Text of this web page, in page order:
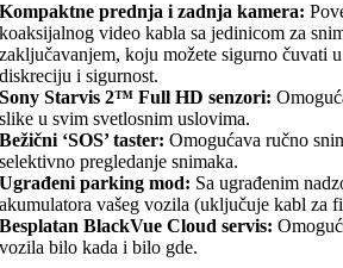
Kompaktne prednja i zadnja kamera:
koaksijalnog video kabla sa jedinicom za
zaključavanjem, koju možete sigurno čuvati
diskreciju i sigurnost.
Sony Starvis 2™ Full HD senzori:
slike u svim svetlosnim uslovima.
Bežični ‘SOS’ taster: Omogućava ručno
selektivno pregledanje snimaka.
Ugrađeni parking mod: Sa ugrađenim
akumulatora vašeg vozila (uključuje kabl za
Besplatan BlackVue Cloud servis:
vozila bilo kada i bilo gde.